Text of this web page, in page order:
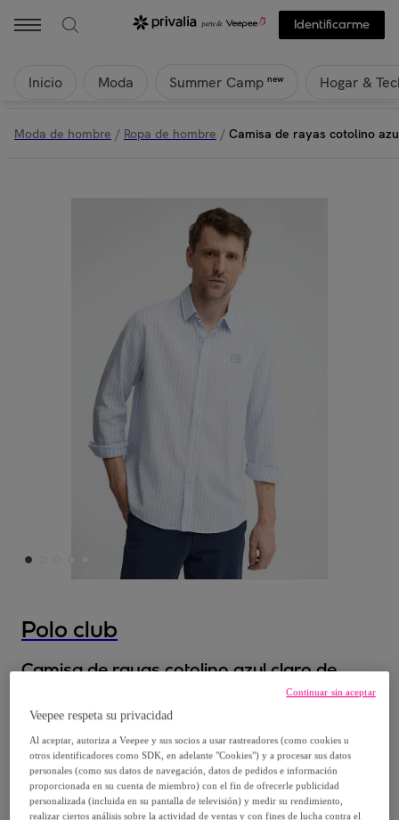
Identificarme
Inicio Moda Summer Camp new Hogar &
Moda de hombre / Ropa de hombre / Camisa de rayas cotolino
Polo club
Camisa de rayas cotolino azul claro de
cuello francés de corte regular y bordado
Polo Club
39,99 €
79,90 €
Veepee respeta su privacidad
Al aceptar, autoriza a Veepee y sus socios a usar rastreadores (como cookies u
otros identificadores como SDK, en adelante "Cookies") y a procesar sus datos
personales (como sus datos de navegación, datos de pedidos e información
proporcionada en su cuenta de miembro) con el fin de ofrecerle publicidad
personalizada (incluida en su pantalla de televisión) y medir su rendimiento,
realizar ciertos análisis sobre la actividad de ventas y con fines de lucha contra el
Continuar sin aceptar